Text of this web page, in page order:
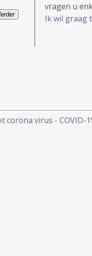
vragen u
Ik wil graag
corona virus - COVID-